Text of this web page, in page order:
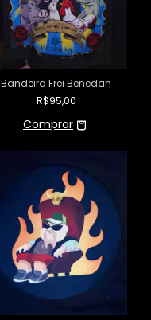
Bandeira Frei Benedan
R$95,00